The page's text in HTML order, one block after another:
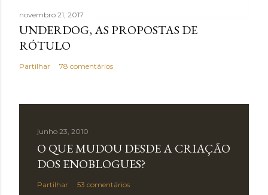
novembro 21, 2017
UNDERDOG, AS PROPOSTAS DE
RÓTULO
Partilhar 78 comentários
junho 23, 2010
O QUE MUDOU DESDE A CRIAÇÃO
DOS ENOBLOGUES?
Partilhar 53 comentários